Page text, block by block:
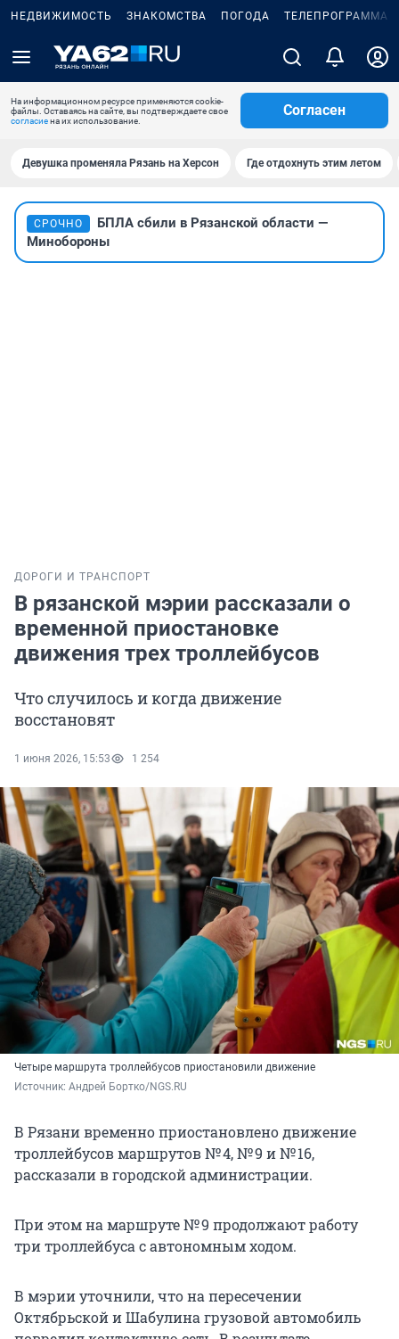
НЕДВИЖИМОСТЬ ЗНАКОМСТВА ПОГОДА ТЕЛЕПРОГРАММА
На информационном ресурсе применяются cookie-
файлы. Оставаясь на сайте, вы подтверждаете свое
согласиена их использование.
Согласен
Девушка променяла Рязань на Херсон Где отдохнуть этим летом
СРОЧНО
БПЛА сбили в Рязанской области —
Минобороны
ДОРОГИ И ТРАНСПОРТ
В рязанской мэрии рассказали о
временной приостановке
движения трех троллейбусов
Что случилось и когда движение
восстановят
1 июня 2026, 15:53 1 254
Четыре маршрута троллейбусов приостановили движение
Источник: Андрей Бортко/NGS.RU
В Рязани временно приостановлено движение
троллейбусов маршрутов № 4, № 9 и № 16,
рассказали в городской администрации.
При этом на маршруте № 9 продолжают работу
три троллейбуса с автономным ходом.
В мэрии уточнили, что на пересечении
Октябрьской и Шабулина грузовой автомобиль